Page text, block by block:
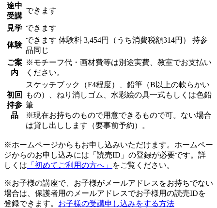
途中
受講
できます
見学 できます
体験
できます 体験料 3,454円（うち消費税額314円） 持参
品同じ
ご案
内
※モチーフ代・画材費等は別途実費、教室でお支払い
ください。
初回
持参
品
スケッチブック（F4程度）、鉛筆（B以上の軟らかい
もの）、ねり消しゴム、水彩絵の具一式もしくは色鉛
筆
※現在お持ちのもので用意できるもので可。ない場合
は貸し出しします（要事前予約）。
※ホームページからもお申し込みいただけます。ホームペー
ジからのお申し込みには「読売ID」の登録が必要です。詳
しくは 「初めてご利用の方へ」 をご覧ください。
※お子様の講座で、お子様がメールアドレスをお持ちでない
場合は、保護者用のメールアドレスでお子様用の読売IDを
登録できます。 お子様の受講申し込みをする方法